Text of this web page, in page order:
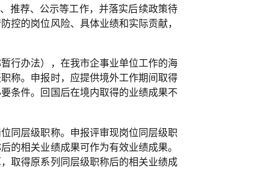
推荐、公示等工作，并落实后续政策待
控的岗位风险、具体业绩和实际贡献，
行办法），在我市企事业单位工作的海
称。申报时，应提供境外工作期间取得
条件。回国后在境内取得的业绩成果不
同层级职称。申报评审现岗位同层级职
的相关业绩成果可作为有效业绩成果。
取得原系列同层级职称后的相关业绩成